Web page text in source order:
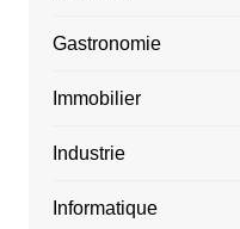
Gastronomie
Immobilier
Industrie
Informatique